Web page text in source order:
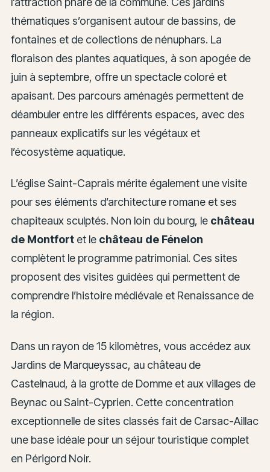
thématiques s’organisent autour de bassins, de
fontaines et de collections de nénuphars. La
floraison des plantes aquatiques, à son apogée de
juin à septembre, offre un spectacle coloré et
apaisant. Des parcours aménagés permettent de
déambuler entre les différents espaces, avec des
panneaux explicatifs sur les végétaux et
l’écosystème aquatique.
L’église Saint-Caprais mérite également une visite
pour ses éléments d’architecture romane et ses
chapiteaux sculptés. Non loin du bourg, le château
de Montfortet le château de Fénelon
complètent le programme patrimonial. Ces sites
proposent des visites guidées qui permettent de
comprendre l’histoire médiévale et Renaissance de
la région.
Dans un rayon de 15 kilomètres, vous accédez aux
Jardins de Marqueyssac, au château de
Castelnaud, à la grotte de Domme et aux villages de
Beynac ou Saint-Cyprien. Cette concentration
exceptionnelle de sites classés fait de Carsac-Aillac
une base idéale pour un séjour touristique complet
en Périgord Noir.